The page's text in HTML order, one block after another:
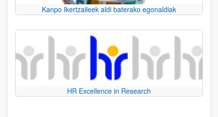
Kanpo Ikertzaileek aldi baterako egonaldiak
HR Excellence in Research